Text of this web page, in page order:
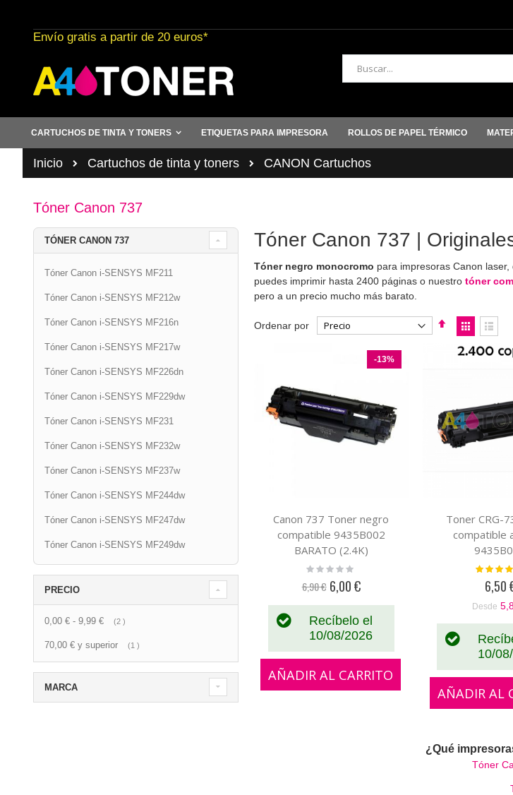
al
contenido
Envío gratis a partir de 20 euros*
Buscar
CARTUCHOS DE TINTA Y TONERS ETIQUETAS PARA IMPRESORA ROLLOS DE PAPEL TÉRMICO
Inicio Cartuchos de tinta y toners CANON Cartuchos
Tóner Canon 737
Tóner Canon 737 |
Tóner negro monocromo para impresoras Canon
puedes imprimir hasta 2400 páginas o nuestro tóner
pero a un precio mucho más barato.
Ordenar por
Fijar
Dirección
Descendente
Ver
como
ParrillaLista
-13%
Canon 737 Toner negro
compatible 9435B002
BARATO (2.4K)
Rating:
6,90 € Precio
6,00 €
Recíbelo el
10/08/2026
AÑADIR AL CARRITO
Toner CRG-
compatible
6,50
Desde
10/
AÑADIR AL
¿Qué
Tóner
TÓNER CANON 737
Tóner Canon i-SENSYS MF211
Tóner Canon i-SENSYS MF212w
Tóner Canon i-SENSYS MF216n
Tóner Canon i-SENSYS MF217w
Tóner Canon i-SENSYS MF226dn
Tóner Canon i-SENSYS MF229dw
Tóner Canon i-SENSYS MF231
Tóner Canon i-SENSYS MF232w
Tóner Canon i-SENSYS MF237w
Tóner Canon i-SENSYS MF244dw
Tóner Canon i-SENSYS MF247dw
Tóner Canon i-SENSYS MF249dw
PRECIO
0,00 € - 9,99 € 2 artículo
70,00 € y superior 1 artículo
MARCA